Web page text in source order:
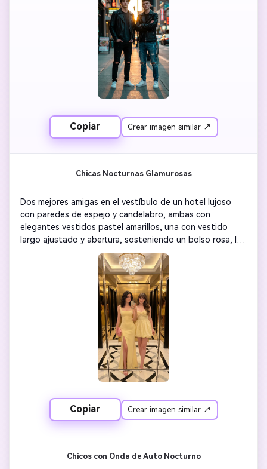
profundidad de campo, gradación cinematográfica con
tonos de azul y naranja, tomada a la altura de los ojos,
calidad fotorrealista 8K, energía de hermandad cool,
estética moderna de streetwear
Copiar Crear imagen similar ↗
Chicas Nocturnas Glamurosas
Dos mejores amigas en el vestíbulo de un hotel lujoso
con paredes de espejo y candelabro, ambas con
elegantes vestidos pastel amarillos, una con vestido
largo ajustado y abertura, sosteniendo un bolso rosa, la
otra con vestido burbuja corto con lazo, peinados largos
y ondulados, selfie en el espejo juntas, iluminación suave
y cálida, suelo geométrico con baldosas blancas y
negras, reflejos dorados, maquillaje glamuroso con labios
brillantes, estética de Instagram, fotorrealismo 8K,
energía de chicas jefas dulce y atrevida
Copiar Crear imagen similar ↗
Chicos con Onda de Auto Nocturno